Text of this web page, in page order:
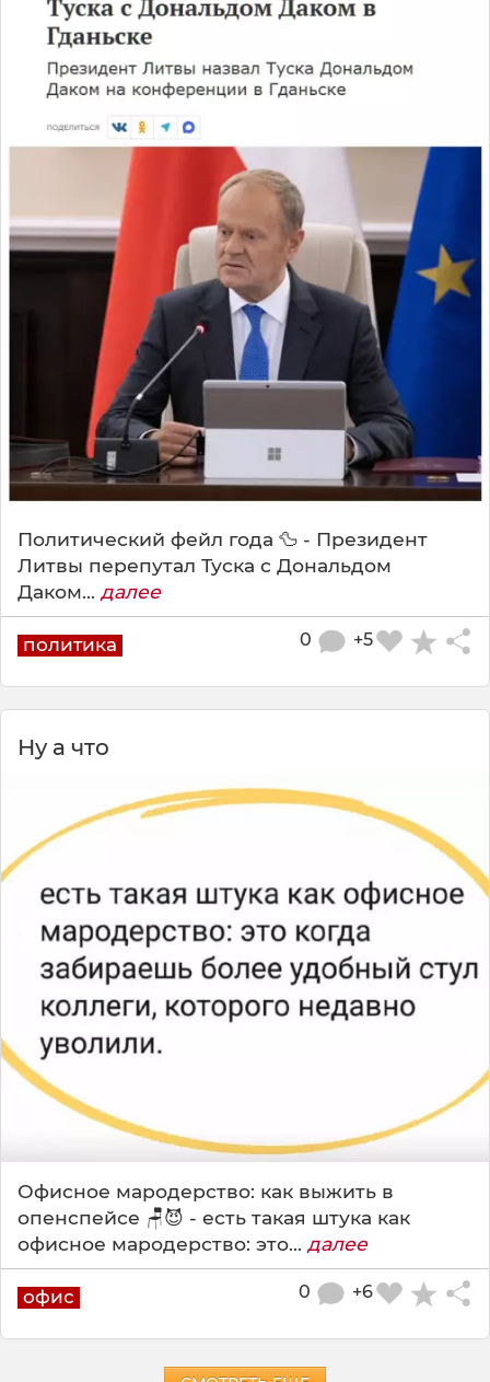
Политический фейл года 🦆 - Президент
Литвы перепутал Туска с Дональдом
Даком... далее
политика +5
0
Ну а что
Офисное мародерство: как выжить в
опенспейсе 🪑😈 - есть такая штука как
офисное мародерство: это... далее
офис +6
0